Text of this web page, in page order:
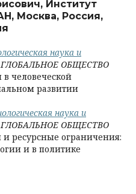
Институт
Москва, Россия,
наука и
ГЛОБАЛЬНОЕ ОБЩЕСТВО
человеческой
развитии
наука и
ГЛОБАЛЬНОЕ ОБЩЕСТВО
и ресурсные ограничения:
и в политике